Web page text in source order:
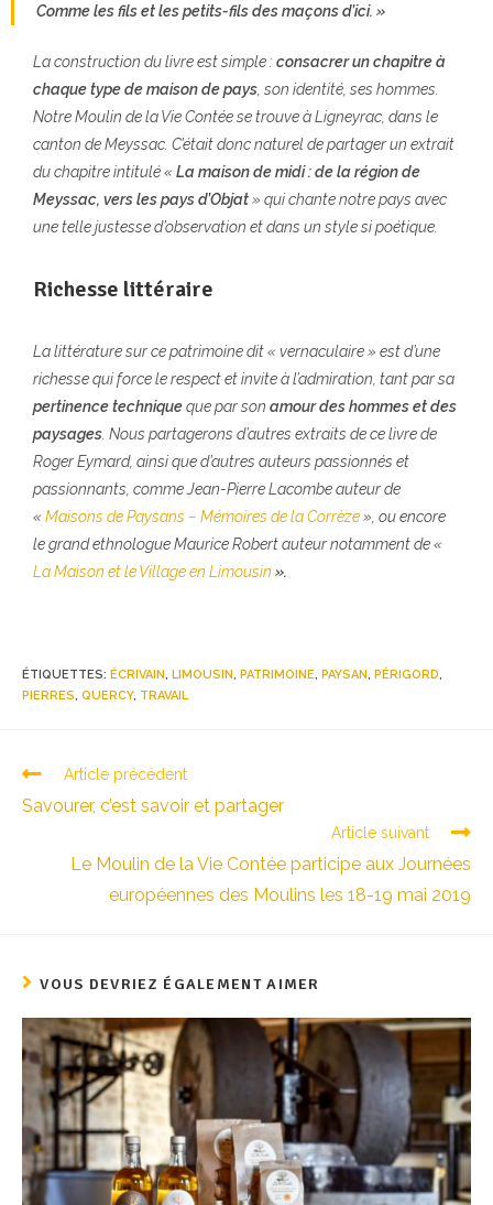
Comme les fils et les petits-fils des maçons d’ici. »
La construction du livre est simple :consacrer un chapitre à
chaque type de maison de pays , son identité, ses hommes.
Notre Moulin de la Vie Contée se trouve à Ligneyrac, dans le
canton de Meyssac. C’était donc naturel de partager un extrait
du chapitre intitulé «La maison de midi : de la région de
Meyssac, vers les pays d’Objat» qui chante notre pays avec
une telle justesse d’observation et dans un style si poétique.
Richesse littéraire
La littérature sur ce patrimoine dit « vernaculaire » est d’une
richesse qui force le respect et invite à l’admiration, tant par sa
pertinence techniqueque par son amour des hommes et des
paysages . Nous partagerons d’autres extraits de ce livre de
Roger Eymard, ainsi que d’autres auteurs passionnés et
passionnants, comme Jean-Pierre Lacombe auteur de
«Maisons de Paysans – Mémoires de la Corrèze», ou encore
le grand ethnologue Maurice Robert auteur notamment de «
La Maison et le Village en Limousin ».
ÉTIQUETTES: ÉCRIVAIN, LIMOUSIN, PATRIMOINE, PAYSAN, PÉRIGORD,
PIERRES, QUERCY, TRAVAIL
Article précédent
Savourer, c’est savoir et partager
Article suivant
Le Moulin de la Vie Contée participe aux Journées
européennes des Moulins les 18-19 mai 2019
VOUS DEVRIEZ ÉGALEMENT AIMER